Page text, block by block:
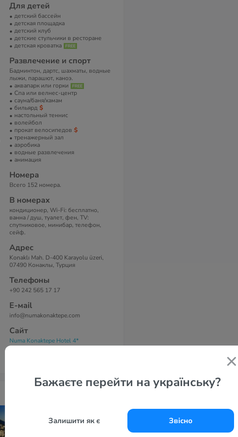
Бажаєте перейти на українську?
Залишити як є Звісно
Для детей
детский бассейн
детская площадка
детский клуб
детские стульчики в ресторане
детская кроватка
Развлечение и спорт
Бадминтон, дартс, шахматы, водные
лыжи, парашют, каноэ.
аквапарк или горки
Спа или велнес-центр
сауна/баня/хамам
бильярд
настольный теннис
волейбол
прокат велосипедов
тренажерный зал
аэробика
водные развлечения
анимация
Номера
Всего 152 номера.
В номерах
кондиционер, Wi-Fi: бесплатно,
ванна / душ, туалет, фен, TV:
спутниковое, минибар, телефон,
сейф.
Адрес
Konaklı Mah. D-400 Karayolu üzeri,
07490 Конаклы, Турция
Телефоны
+90 242 565 17 17
Е-маil
info@numakonaktepe.com
Сайт
Numa Konaktepe Hotel 4*